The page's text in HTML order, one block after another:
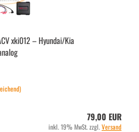
xki012 – Hyundai/Kia
79,00 EUR
inkl. 19% MwSt. zzgl.Versand